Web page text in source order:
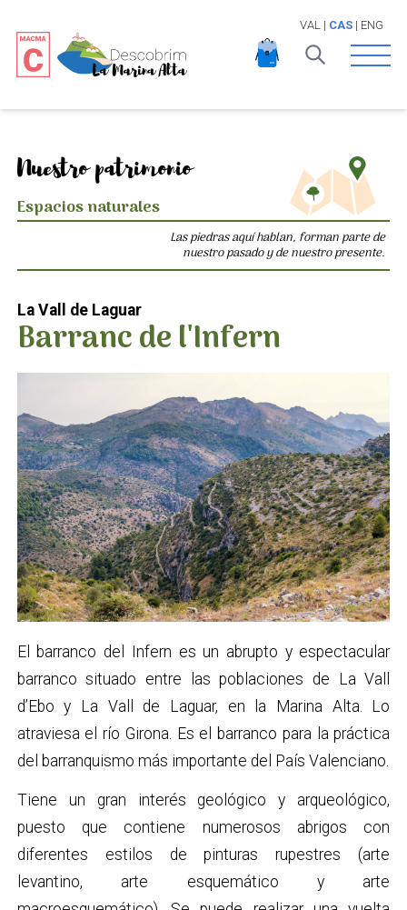
VAL | CAS| ENG
Open
Nuestro patrimonio
Espacios naturales
Las piedras aquí hablan, forman parte de
nuestro pasado y de nuestro presente.
La Vall de Laguar
Barranc de l'Infern
El barranco del Infern es un abrupto y espectacular
barranco situado entre las poblaciones de La Vall
d’Ebo y La Vall de Laguar, en la Marina Alta. Lo
atraviesa el río Girona. Es el barranco para la práctica
del barranquismo más importante del País Valenciano.
Tiene un gran interés geológico y arqueológico,
puesto que contiene numerosos abrigos con
diferentes estilos de pinturas rupestres (arte
levantino, arte esquemático y arte